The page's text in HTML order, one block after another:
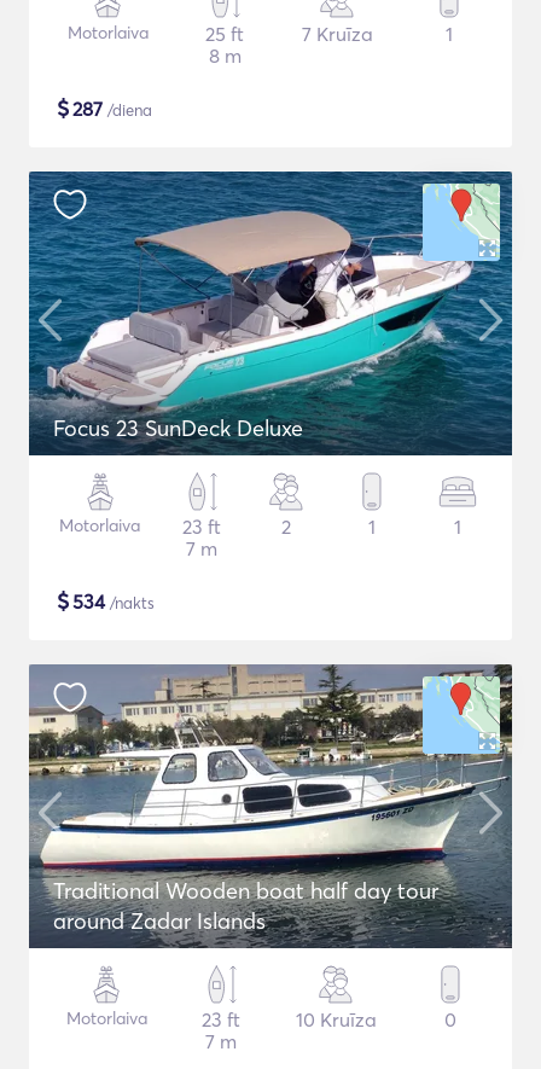
Motorlaiva
25 ft
8 m
7 Kruīza 1
$287 /diena
Focus 23 SunDeck Deluxe
Motorlaiva
23 ft
7 m
2 1 1
$534/nakts
Traditional Wooden boat half day tour
around Zadar Islands
Motorlaiva
23 ft
7 m
10 Kruīza 0